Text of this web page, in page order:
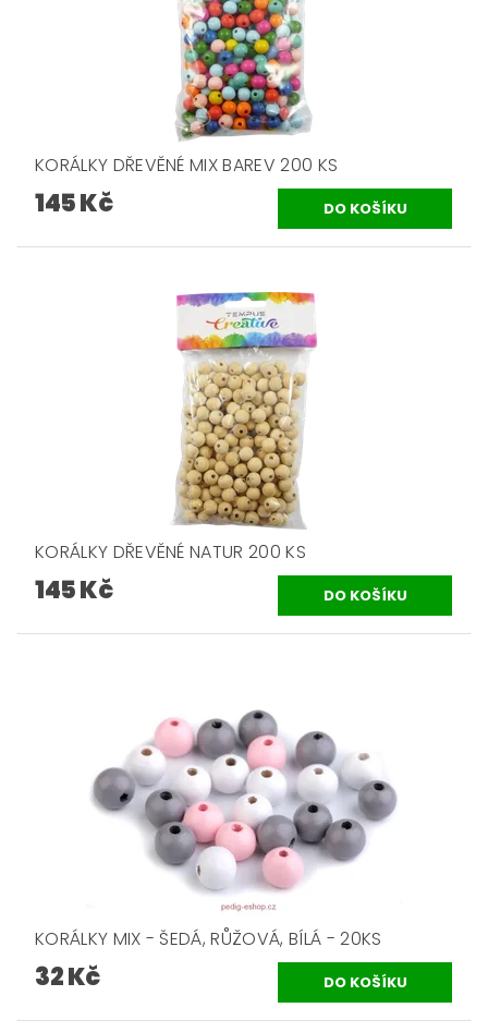
KORÁLKY DŘEVĚNÉ MIX BAREV 200 KS
145 Kč
KORÁLKY DŘEVĚNÉ NATUR 200 KS
145 Kč
KORÁLKY MIX - ŠEDÁ, RŮŽOVÁ, BÍLÁ - 20KS
32 Kč